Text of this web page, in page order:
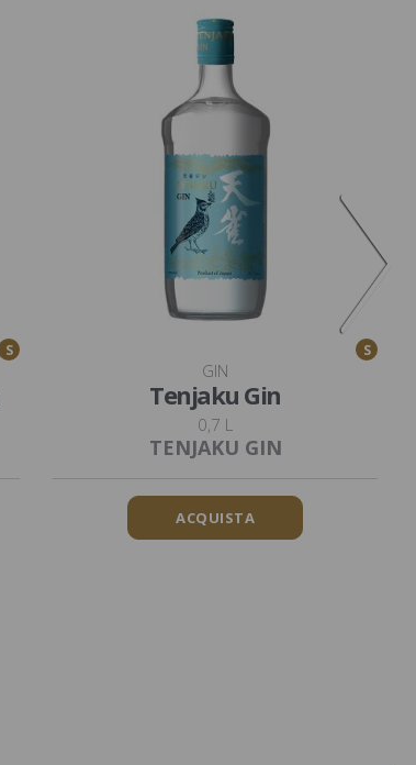
S S
GIN
Tenjaku Gin
0,7 L
TENJAKU GIN
ACQUISTA